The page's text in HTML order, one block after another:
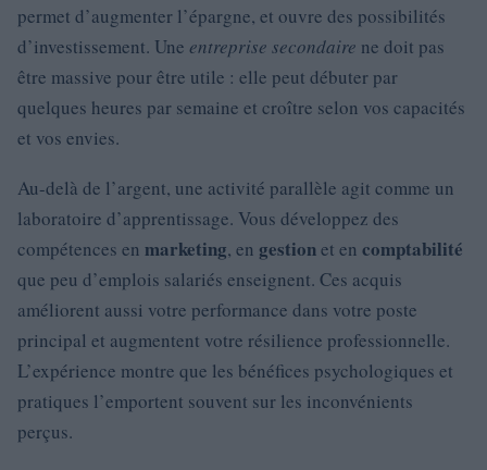
permet d’augmenter l’épargne, et ouvre des possibilités
d’investissement. Une entreprise secondaire ne doit pas
être massive pour être utile : elle peut débuter par
quelques heures par semaine et croître selon vos capacités
et vos envies.
Au-delà de l’argent, une activité parallèle agit comme un
laboratoire d’apprentissage. Vous développez des
compétences en marketing, en gestionet en comptabilité
que peu d’emplois salariés enseignent. Ces acquis
améliorent aussi votre performance dans votre poste
principal et augmentent votre résilience professionnelle.
L’expérience montre que les bénéfices psychologiques et
pratiques l’emportent souvent sur les inconvénients
perçus.